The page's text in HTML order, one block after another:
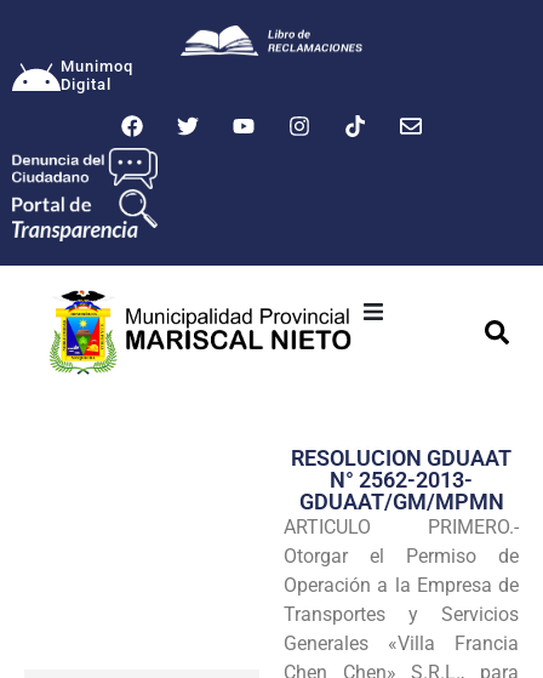
Munimoq
Digital
Transparencia
Seguridad
Programas
Intranet
RESOLUCION GDUAAT
N° 2562-2013-
GDUAAT/GM/MPMN
ARTICULO PRIMERO.-
Otorgar el Permiso de
Operación a la Empresa de
Transportes y Servicios
Generales «Villa Francia
Chen Chen» S.R.L., para